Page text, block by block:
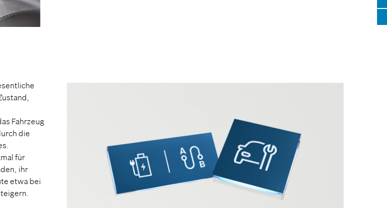
Fahrzeug
die
für
ihr
etwa bei